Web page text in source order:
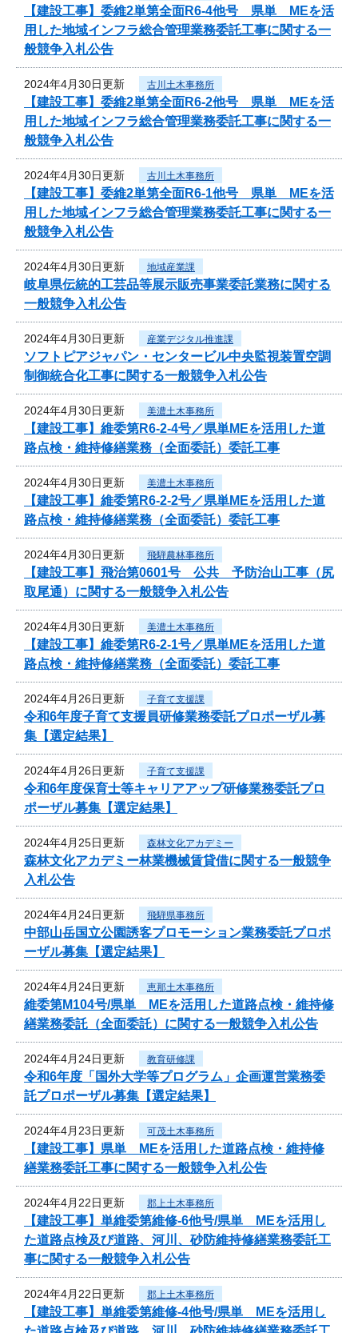
【建設工事】委維2単第全面R6-4他号 県単 MEを活
用した地域インフラ総合管理業務委託工事に関する一
般競争入札公告
2024年4月30日更新 古川土木事務所
【建設工事】委維2単第全面R6-2他号 県単 MEを活
用した地域インフラ総合管理業務委託工事に関する一
般競争入札公告
2024年4月30日更新 古川土木事務所
【建設工事】委維2単第全面R6-1他号 県単 MEを活
用した地域インフラ総合管理業務委託工事に関する一
般競争入札公告
2024年4月30日更新 地域産業課
岐阜県伝統的工芸品等展示販売事業委託業務に関する
一般競争入札公告
2024年4月30日更新 産業デジタル推進課
ソフトピアジャパン・センタービル中央監視装置空調
制御統合化工事に関する一般競争入札公告
2024年4月30日更新 美濃土木事務所
【建設工事】維委第R6-2-4号／県単MEを活用した道
路点検・維持修繕業務（全面委託）委託工事
2024年4月30日更新 美濃土木事務所
【建設工事】維委第R6-2-2号／県単MEを活用した道
路点検・維持修繕業務（全面委託）委託工事
2024年4月30日更新 飛騨農林事務所
【建設工事】飛治第0601号 公共 予防治山工事（尻
取尾通）に関する一般競争入札公告
2024年4月30日更新 美濃土木事務所
【建設工事】維委第R6-2-1号／県単MEを活用した道
路点検・維持修繕業務（全面委託）委託工事
2024年4月26日更新 子育て支援課
令和6年度子育て支援員研修業務委託プロポーザル募
集【選定結果】
2024年4月26日更新 子育て支援課
令和6年度保育士等キャリアアップ研修業務委託プロ
ポーザル募集【選定結果】
2024年4月25日更新 森林文化アカデミー
森林文化アカデミー林業機械賃貸借に関する一般競争
入札公告
2024年4月24日更新 飛騨県事務所
中部山岳国立公園誘客プロモーション業務委託プロポ
ーザル募集【選定結果】
2024年4月24日更新 恵那土木事務所
維委第M104号/県単 MEを活用した道路点検・維持修
繕業務委託（全面委託）に関する一般競争入札公告
2024年4月24日更新 教育研修課
令和6年度「国外大学等プログラム」企画運営業務委
託プロポーザル募集【選定結果】
2024年4月23日更新 可茂土木事務所
【建設工事】県単 MEを活用した道路点検・維持修
繕業務委託工事に関する一般競争入札公告
2024年4月22日更新 郡上土木事務所
【建設工事】単維委第維修‐6他号/県単 MEを活用し
た道路点検及び道路、河川、砂防維持修繕業務委託工
事に関する一般競争入札公告
2024年4月22日更新 郡上土木事務所
【建設工事】単維委第維修‐4他号/県単 MEを活用し